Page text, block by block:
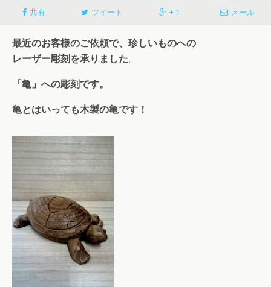
共有 ツイート + 1 メール
最近のお客様のご依頼で、珍しいものへの
レーザー彫刻を承りました。
「亀」への彫刻です。
亀とはいっても木製の亀です！